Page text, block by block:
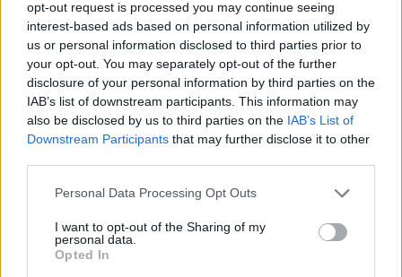
opt-out request is processed you may continue seeing
interest-based ads based on personal information utilized by
us or personal information disclosed to third parties prior to
your opt-out. You may separately opt-out of the further
disclosure of your personal information by third parties on the
IAB’s list of downstream participants. This information may
also be disclosed by us to third parties on the IAB’s List of
Downstream Participants that may further disclose it to other
Personal Data Processing Opt Outs
I want to opt-out of the Sharing of my
personal data.
Opted In
Mióta az emberek háborúkat vívnak, mindig
megjelentek a csatatéren a házilag barkácsolt,
eredetileg valamilyen teljesen más célra tervezett
fegyverek, valamint a kétes minőségű harctéri
„fejlesztések”. Ez természetesen a bő egy éve
dúló orosz-ukrán háborúban sincs másképp.
Max filmből gördültek volna ki. Mind a két
végletből összegyűjtöttünk ötöt-ötöt.
Rönkszállítónak álcázott teherautók A háború során az